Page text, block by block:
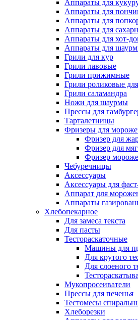
Аппараты для
Аппараты для
Аппараты для
Аппараты для
Аппараты для хот-
Аппараты для
Грили для кур
Грили лавовые
Грили прижимные
Грили роликовые
Грили саламандра
Ножи для шаурмы
Прессы для
Тарталетницы
Фризеры для
Фризер для
Фризер для
Фризер
Чебуречницы
Аксессуары
Аксессуары для
Аппарат для
Аппараты
Хлебопекарное
Для замеса текста
Для пасты
Тестораскаточные
Машины для
Для крутого
Для слоеного
Мукопросеиватели
Прессы для печенья
Тестомесы
Хлеборезки